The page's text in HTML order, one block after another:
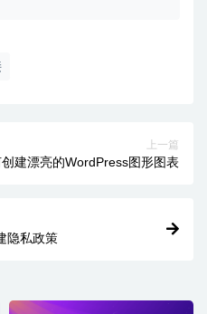
上一篇
建漂亮的WordPress图形图表
隐私政策